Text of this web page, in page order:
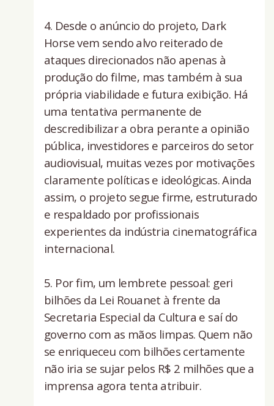
4. ⁠Desde o anúncio do projeto, Dark
Horse vem sendo alvo reiterado de
ataques direcionados não apenas à
produção do filme, mas também à sua
própria viabilidade e futura exibição. Há
uma tentativa permanente de
descredibilizar a obra perante a opinião
pública, investidores e parceiros do setor
audiovisual, muitas vezes por motivações
claramente políticas e ideológicas. Ainda
assim, o projeto segue firme, estruturado
e respaldado por profissionais
experientes da indústria cinematográfica
internacional.
5. Por fim, um lembrete pessoal: geri
bilhões da Lei Rouanet à frente da
Secretaria Especial da Cultura e saí do
governo com as mãos limpas. Quem não
se enriqueceu com bilhões certamente
não iria se sujar pelos R$ 2 milhões que a
imprensa agora tenta atribuir.